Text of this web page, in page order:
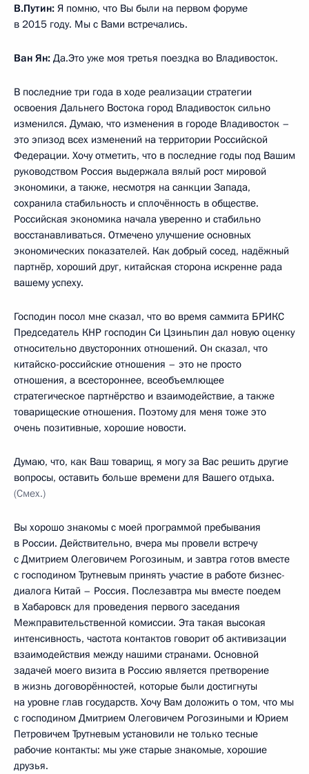
В.Путин: Я помню, что Вы были на первом форуме
в 2015 году. Мы с Вами встречались.
Ван Ян: Да.Это уже моя третья поездка во Владивосток.
В последние три года в ходе реализации стратегии
освоения Дальнего Востока город Владивосток сильно
изменился. Думаю, что изменения в городе Владивосток –
это эпизод всех изменений на территории Российской
Федерации. Хочу отметить, что в последние годы под Вашим
руководством Россия выдержала вялый рост мировой
экономики, а также, несмотря на санкции Запада,
сохранила стабильность и сплочённость в обществе.
Российская экономика начала уверенно и стабильно
восстанавливаться. Отмечено улучшение основных
экономических показателей. Как добрый сосед, надёжный
партнёр, хороший друг, китайская сторона искренне рада
вашему успеху.
Господин посол мне сказал, что во время саммита БРИКС
Председатель КНР господин Си Цзиньпин дал новую оценку
относительно двусторонних отношений. Он сказал, что
китайско-российские отношения – это не просто
отношения, а всестороннее, всеобъемлющее
стратегическое партнёрство и взаимодействие, а также
товарищеские отношения. Поэтому для меня тоже это
очень позитивные, хорошие новости.
Думаю, что, как Ваш товарищ, я могу за Вас решить другие
вопросы, оставить больше времени для Вашего отдыха.
(Смех.)
Вы хорошо знакомы с моей программой пребывания
в России. Действительно, вчера мы провели встречу
с Дмитрием Олеговичем Рогозиным, и завтра готов вместе
с господином Трутневым принять участие в работе бизнес-
диалога Китай – Россия. Послезавтра мы вместе поедем
в Хабаровск для проведения первого заседания
Межправительственной комиссии. Эта такая высокая
интенсивность, частота контактов говорит об активизации
взаимодействия между нашими странами. Основной
задачей моего визита в Россию является претворение
в жизнь договорённостей, которые были достигнуты
на уровне глав государств. Хочу Вам доложить о том, что мы
с господином Дмитрием Олеговичем Рогозиными и Юрием
Петровичем Трутневым установили не только тесные
рабочие контакты: мы уже старые знакомые, хорошие
друзья.